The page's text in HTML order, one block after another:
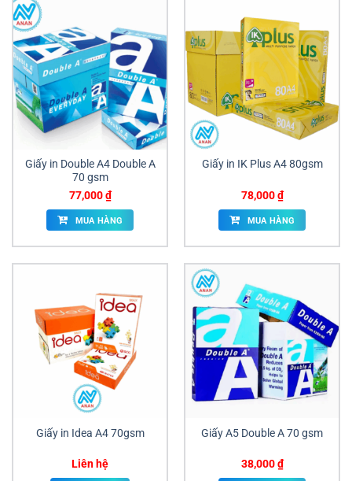
Giấy in Double A4 Double A
70 gsm
77,000₫
MUA HÀNG
Giấy in IK Plus A4 80gsm
78,000₫
MUA HÀNG
Giấy in Idea A4 70gsm
Liên hệ
Giấy A5 Double A 70 gsm
38,000₫